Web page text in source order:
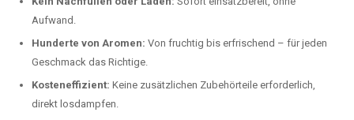
Aufwand.
Hunderte von Aromen: Von fruchtig bis erfrischend – für jeden
Geschmack das Richtige.
Kosteneffizient: Keine zusätzlichen Zubehörteile erforderlich,
direkt losdampfen.